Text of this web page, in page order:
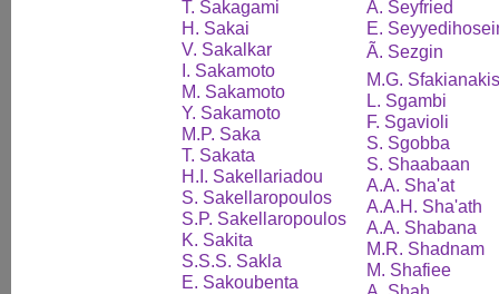
T. Sakagami
H. Sakai
V. Sakalkar
I. Sakamoto
M. Sakamoto
Y. Sakamoto
M.P. Saka
T. Sakata
H.I. Sakellariadou
S. Sakellaropoulos
S.P. Sakellaropoulos
K. Sakita
S.S.S. Sakla
E. Sakoubenta
A. Seyfried
E.
Ã. Sezgin
M.G. Sfakianakis
L. Sgambi
F. Sgavioli
S. Sgobba
S. Shaabaan
A.A. Sha'at
A.A.H. Sha'ath
A.A. Shabana
M.R. Shadnam
M. Shafiee